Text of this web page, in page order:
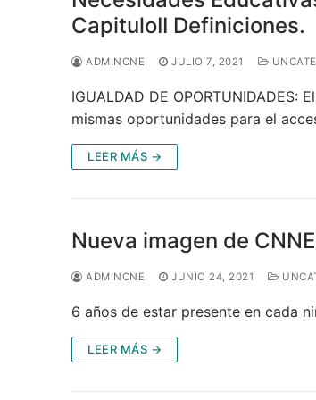
CapituloII Definiciones.
ADMINCNE JULIO 7, 2021
IGUALDAD DE
mismas oportunidades para el
LEER MÁS →
Nueva imagen de
ADMINCNE JUNIO 24, 2021
6 años de estar presente en cada
LEER MÁS →